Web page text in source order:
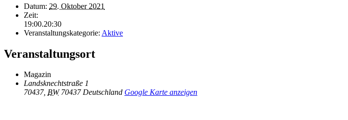
Datum: 29. Oktober 2021
Zeit:
19:00.20:30
Veranstaltungskategorie: Aktive
Veranstaltungsort
Magazin
Landsknechtstraße 1
70437, BW 70437 Deutschland Google Karte anzeigen